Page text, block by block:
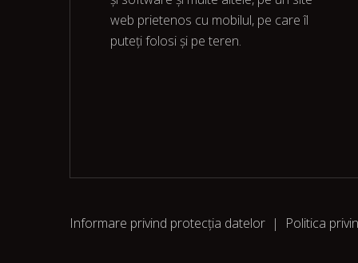
web prietenos cu mobilul, pe care îl
puteți folosi și pe teren.
Informare privind protecția datelor | Politica